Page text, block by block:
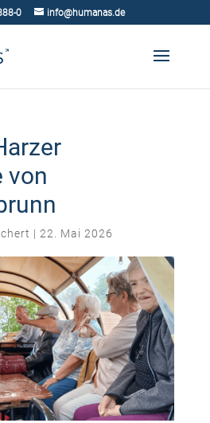
0 info@humanas.de
von
| 22. Mai 2026